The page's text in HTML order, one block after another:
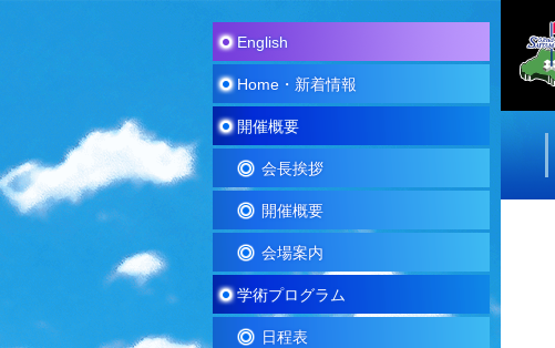
English
Home・新着情報
開催概要
会長挨拶
開催概要
会場案内
学術プログラム
日程表